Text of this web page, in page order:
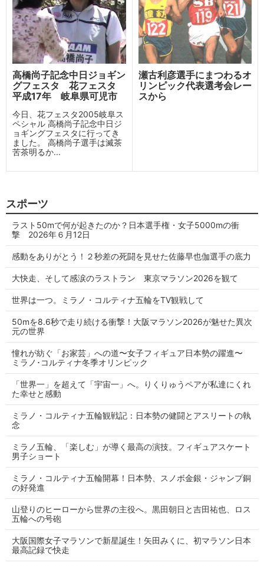
高橋尚子記念中日ジョギン
グフェスタ 花フェスタ
平成17年 岐阜県可児市
今日、花フェスタ2005岐阜ス
ペシャル 高橋尚子記念中日ジ
ョギングフェスタに行ってき
ました。 高橋尚子選手は滅茶
苦茶明るか...
瀬古利彦選手にまつわるオ
リンピック代表選考会レー
スから
スポーツ
ラスト50mで何が起きたのか？日本選手権・女子5000mの衝
撃 2026年６月12日
感動をありがとう！２秒差の死闘を見せた佐藤早也伽選手の底力
大快走、そして感涙のラストラン 東京マラソン2026を観て
世界は一つ。ミラノ・コルティナ五輪をTV観戦して
50mを8.6秒で走り続ける衝撃！大阪マラソン2026が魅せた異次
元の世界
憧れが紡ぐ「お家芸」への道〜女子フィギュア日本勢の躍進〜
ミラノ･コルティナ冬季オリンピック
「世界一」を超えて「宇宙一」へ。りくりゅうペアが私達にくれ
た幸せと感動
ミラノ・コルティナ五輪観戦記：日本勢の健闘とアスリートの執
念
ミラノ五輪、「楽しむ」が導く最高の演技。フィギュアスケート
男子ショート
ミラノ・コルティナ五輪開幕！日本勢、スノボ金銀・ジャンプ銅
の好発進
山登りのヒーローから世界の主役へ。黒田朝日と吉田祐也、ロス
五輪への号砲
大阪国際女子マラソンで新星誕生！矢田みくに、初マラソン日本
最高記録で快走